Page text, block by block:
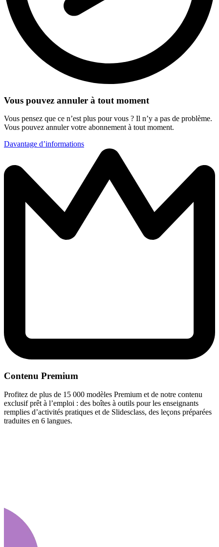
Vous pouvez annuler à tout moment
Vous pensez que ce n’est plus pour vous ? Il n’y a pas de problème.
Vous pouvez annuler votre abonnement à tout moment.
Davantage d’informations
Contenu Premium
Profitez de plus de 15 000 modèles Premium et de notre contenu
exclusif prêt à l’emploi : des boîtes à outils pour les enseignants
remplies d’activités pratiques et de Slidesclass, des leçons préparées
traduites en 6 langues.